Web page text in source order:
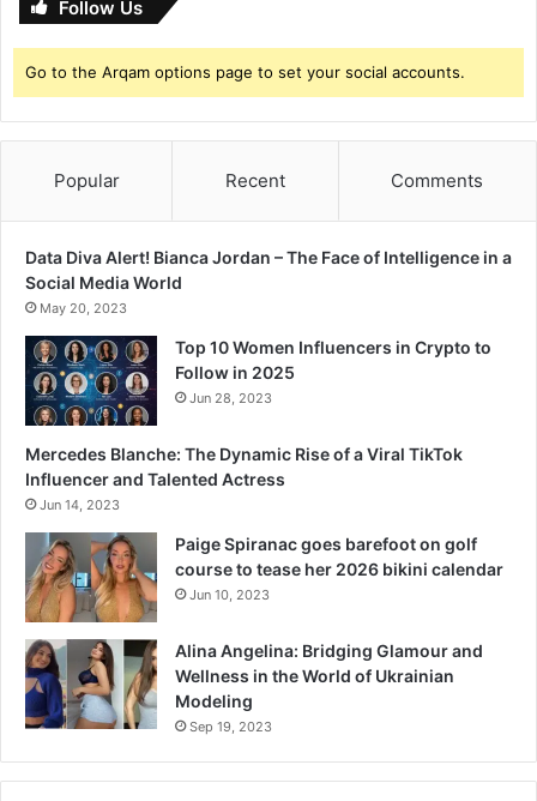
Follow Us
Go to the Arqam options page to set your social accounts.
Popular Recent Comments
Data Diva Alert! Bianca Jordan – The Face of Intelligence in a
Social Media World
May 20, 2023
Top 10 Women Influencers in Crypto to
Follow in 2025
Jun 28, 2023
Mercedes Blanche: The Dynamic Rise of a Viral TikTok
Influencer and Talented Actress
Jun 14, 2023
Paige Spiranac goes barefoot on golf
course to tease her 2026 bikini calendar
Jun 10, 2023
Alina Angelina: Bridging Glamour and
Wellness in the World of Ukrainian
Modeling
Sep 19, 2023